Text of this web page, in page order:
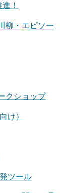
！
柳・エピソー
クショップ
け）
ツール